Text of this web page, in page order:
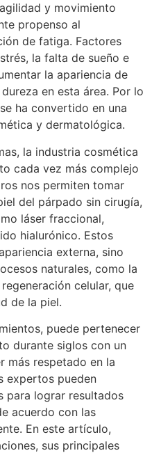
y movimiento
propenso al
de fatiga. Factores
la falta de sueño e
la apariencia de
en esta área. Por lo
ha convertido en una
y dermatológica.
la industria cosmética
cada vez más complejo
nos permiten tomar
del párpado sin cirugía,
láser fraccional,
hialurónico. Estos
externa, sino
naturales, como la
celular, que
de la piel.
puede pertenecer
durante siglos con un
más respetado en la
expertos pueden
para lograr resultados
acuerdo con las
En este artículo,
sus principales